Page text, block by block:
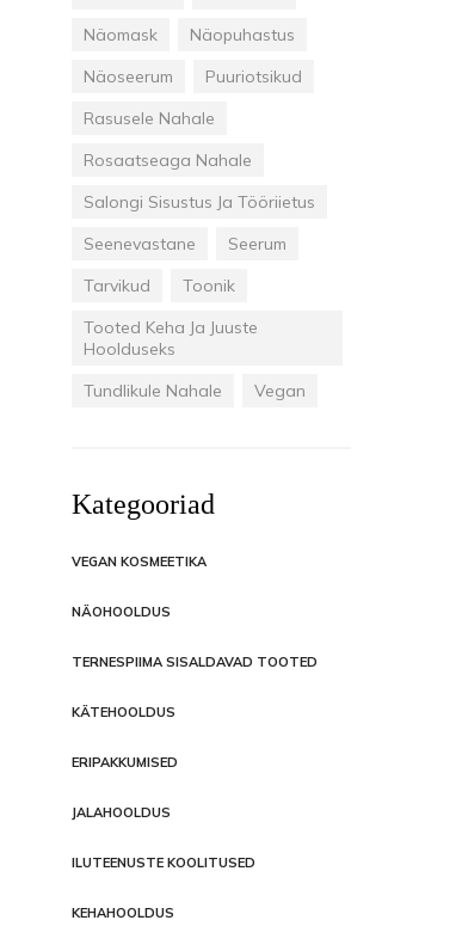
Näomask
Näopuhastus
Näoseerum
Puuriotsikud
Rasusele Nahale
Rosaatseaga Nahale
Salongi Sisustus Ja Tööriietus
Seenevastane
Seerum
Tarvikud
Toonik
Tooted Keha Ja Juuste
Hoolduseks
Tundlikule Nahale
Vegan
Kategooriad
VEGAN KOSMEETIKA
NÄOHOOLDUS
TERNESPIIMA SISALDAVAD TOOTED
KÄTEHOOLDUS
ERIPAKKUMISED
JALAHOOLDUS
ILUTEENUSTE KOOLITUSED
KEHAHOOLDUS